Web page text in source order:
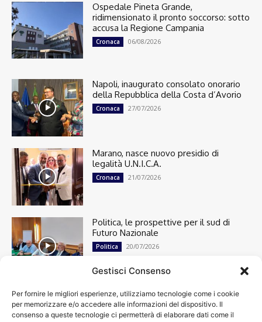
Gestisci Consenso
Per fornire le migliori esperienze, utilizziamo tecnologie come i cookie
per memorizzare e/o accedere alle informazioni del dispositivo. Il
consenso a queste tecnologie ci permetterà di elaborare dati come il
Ospedale Pineta Grande,
ridimensionato il pronto soccorso: sotto
accusa la Regione Campania
Cronaca 06/08/2026
Napoli, inaugurato consolato onorario
della Repubblica della Costa d’Avorio
Cronaca 27/07/2026
Marano, nasce nuovo presidio di
legalità U.N.I.C.A.
Cronaca 21/07/2026
Politica, le prospettive per il sud di
Futuro Nazionale
Politica 20/07/2026
Cronaca
13492
Attualità
7299